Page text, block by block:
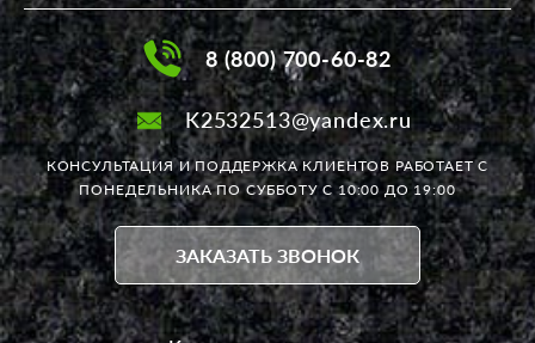
8 (800) 700-60-82
K2532513@yandex.ru
КОНСУЛЬТАЦИЯ И ПОДДЕРЖКА КЛИЕНТОВ РАБОТАЕТС
ПОНЕДЕЛЬНИКА ПО СУББОТУ С 10:00 ДО 19:00
ЗАКАЗАТЬ ЗВОНОК